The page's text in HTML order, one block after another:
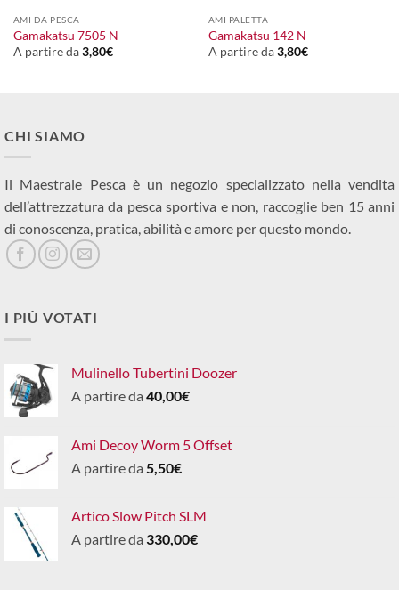
AMI DA PESCA
Gamakatsu 7505 N
A partire da3,80€
AMI PALETTA
Gamakatsu 142 N
A partire da3,80€
CHI SIAMO
Il Maestrale Pesca è un negozio specializzato nella vendita
dell’attrezzatura da pesca sportiva e non, raccoglie ben 15 anni
di conoscenza, pratica, abilità e amore per questo mondo.
I PIÙ VOTATI
Mulinello Tubertini Doozer
A partire da 40,00€
Ami Decoy Worm 5 Offset
A partire da 5,50€
Artico Slow Pitch SLM
A partire da 330,00€